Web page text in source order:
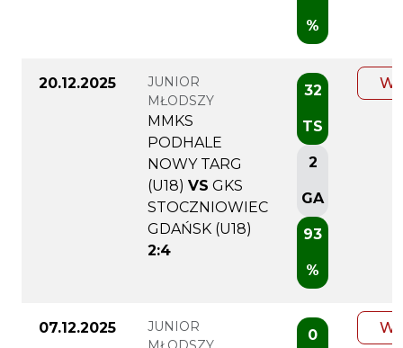
%
20.12.2025
JUNIOR
MŁODSZY
MMKS
PODHALE
NOWY TARG
(U18) VS GKS
STOCZNIOWIEC
GDAŃSK (U18)
2:4
32
TS
2
GA
93
%
07.12.2025
JUNIOR
0